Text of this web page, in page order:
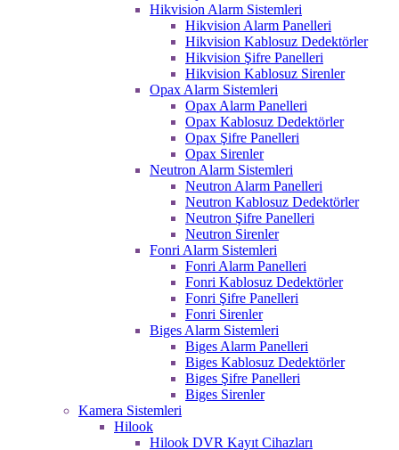
Hikvision Alarm Sistemleri
Hikvision Alarm Panelleri
Hikvision Kablosuz Dedektörler
Hikvision Şifre Panelleri
Hikvision Kablosuz Sirenler
Opax Alarm Sistemleri
Opax Alarm Panelleri
Opax Kablosuz Dedektörler
Opax Şifre Panelleri
Opax Sirenler
Neutron Alarm Sistemleri
Neutron Alarm Panelleri
Neutron Kablosuz Dedektörler
Neutron Şifre Panelleri
Neutron Sirenler
Fonri Alarm Sistemleri
Fonri Alarm Panelleri
Fonri Kablosuz Dedektörler
Fonri Şifre Panelleri
Fonri Sirenler
Biges Alarm Sistemleri
Biges Alarm Panelleri
Biges Kablosuz Dedektörler
Biges Şifre Panelleri
Biges Sirenler
Kamera Sistemleri
Hilook
Hilook DVR Kayıt Cihazları